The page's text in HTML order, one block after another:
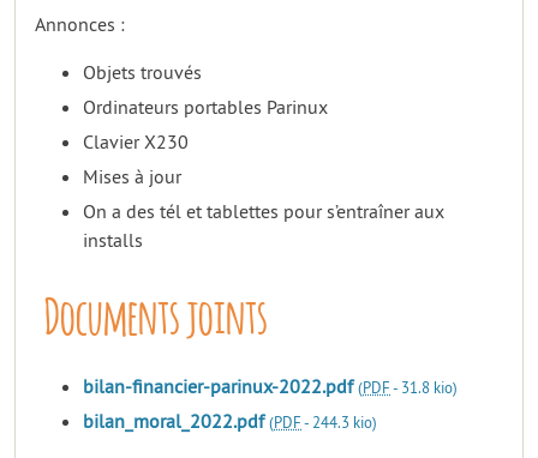
Annonces :
Objets trouvés
Ordinateurs portables Parinux
Clavier X230
Mises à jour
On a des tél et tablettes pour s’entraîner aux
installs
Documents joints
bilan-financier-parinux-2022.pdf (PDF- 31.8 kio)
bilan_moral_2022.pdf (PDF- 244.3 kio)